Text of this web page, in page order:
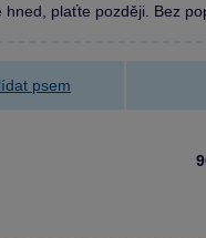
hned, plaťte později. Bez
psem